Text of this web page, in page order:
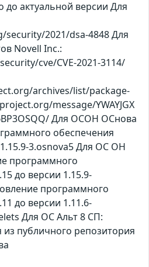
актуальной версии Для
2021/dsa-4848 Для
Novell Inc.:
cve/CVE-2021-3114/
archives/list/package-
message/YWAYJGX
Для ОСОН ОСнова
обеспечения
3.osnova5 Для ОС ОН
программного
до версии 1.15.9-
программного
до версии 1.11.6-
Для ОС Альт 8 СП:
из публичного репозитория